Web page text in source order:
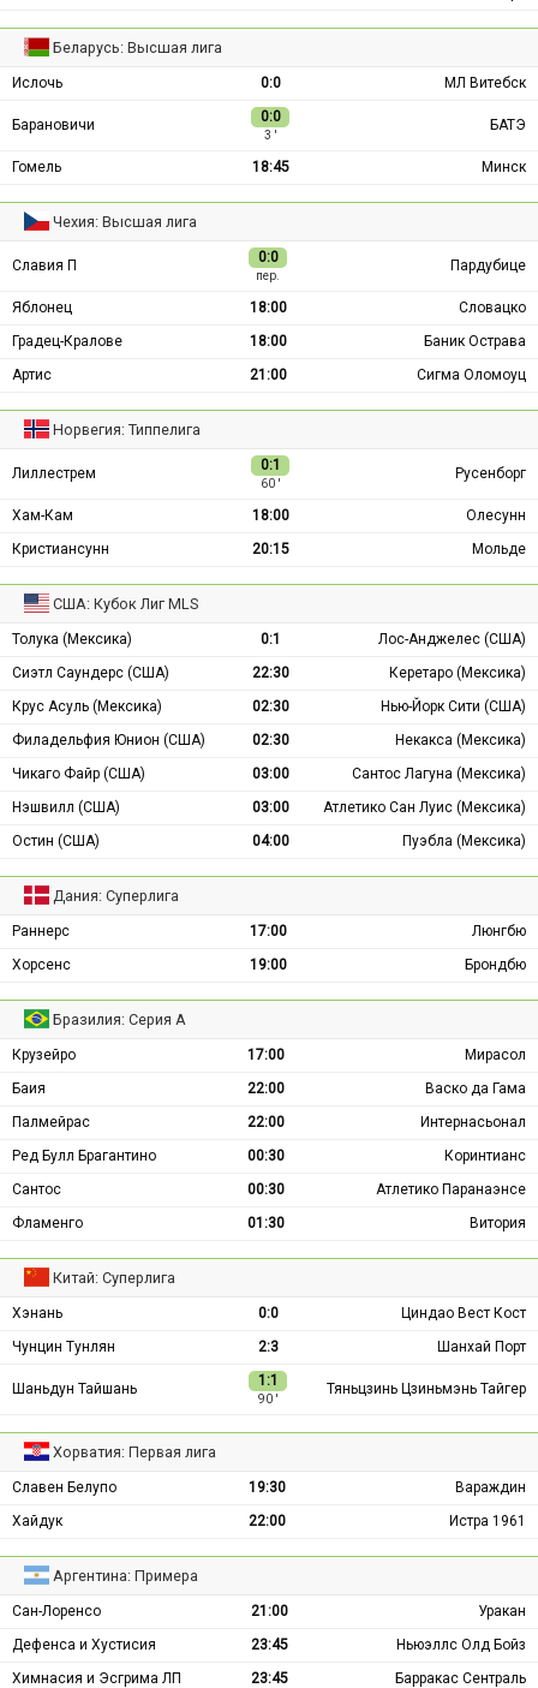
Беларусь: Высшая лига
Ислочь 0:0 МЛ Витебск
Барановичи 0:0
3 ′
БАТЭ
Гомель 18:45 Минск
Чехия: Высшая лига
Славия П 0:0
пер.
Пардубице
Яблонец 18:00
Словацко
Градец-Кралове
18:00
Баник Острава
Артис
21:00 Сигма Оломоуц
Норвегия: Типпелига
Лиллестрем 0:1
60 ′
Русенборг
Хам-Кам 18:00
Олесунн
Кристиансунн
20:15 Мольде
США: Кубок Лиг MLS
Толука (Мексика) 0:1
Лос-Анджелес (США)
Сиэтл Саундерс (США)
22:30
Керетаро (Мексика)
Крус Асуль (Мексика)
02:30
Нью-Йорк Сити (США)
Филадельфия Юнион (США)
02:30
Некакса (Мексика)
Чикаго Файр (США)
03:00
Сантос Лагуна (Мексика)
Нэшвилл (США)
03:00
Атлетико Сан Луис (Мексика)
Остин (США)
04:00 Пуэбла (Мексика)
Дания: Суперлига
Раннерс 17:00
Люнгбю
Хорсенс
19:00 Брондбю
Бразилия: Серия А
Крузейро 17:00
Мирасол
Баия
22:00
Васко да Гама
Палмейрас
22:00
Интернасьонал
Ред Булл Брагантино
00:30
Коринтианс
Сантос
00:30
Атлетико Паранаэнсе
Фламенго
01:30 Витория
Китай: Суперлига
Хэнань 0:0
Циндао Вест Кост
Чунцин Тунлян
2:3 Шанхай Порт
Шаньдун Тайшань 1:1
90 ′
Тяньцзинь Цзиньмэнь Тайгер
Хорватия: Первая лига
Славен Белупо 19:30
Вараждин
Хайдук
22:00 Истра 1961
Аргентина: Примера
Сан-Лоренсо 21:00
Уракан
Дефенса и Хустисия
23:45
Ньюэллс Олд Бойз
Химнасия и Эсгрима ЛП
23:45
Барракас Сентраль